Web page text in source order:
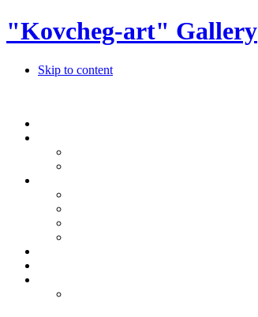
"Kovcheg-art" Gallery
Skip to content